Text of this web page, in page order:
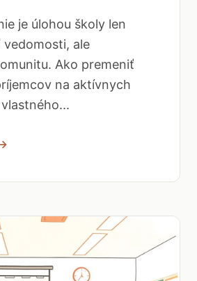
je úlohou školy len
ale
Ako premeniť
na aktívnych